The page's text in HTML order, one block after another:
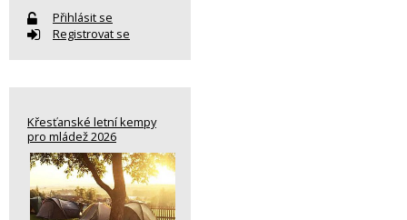
Přihlásit se
Registrovat se
Křesťanské letní kempy
pro mládež 2026